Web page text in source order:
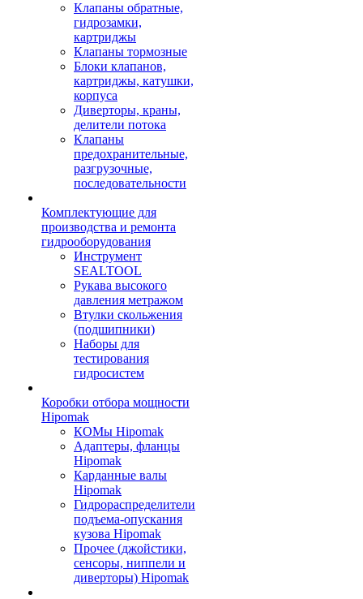
Клапаны обратные,
гидрозамки,
картриджы
Клапаны тормозные
Блоки клапанов,
картриджы, катушки,
корпуса
Диверторы, краны,
делители потока
Клапаны
предохранительные,
разгрузочные,
последовательности
Комплектующие для
производства и ремонта
гидрооборудования
Инструмент
SEALTOOL
Рукава высокого
давления метражом
Втулки скольжения
(подшипники)
Наборы для
тестирования
гидросистем
Коробки отбора мощности
Hipomak
КОМы Hipomak
Адаптеры, фланцы
Hipomak
Карданные валы
Hipomak
Гидрораспределители
подъема-опускания
кузова Hipomak
Прочее (джойстики,
сенсоры, ниппели и
диверторы) Hipomak